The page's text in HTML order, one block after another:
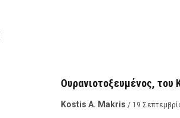
Ουρανιοτοξευμένος,
Kostis A. Makris / 19